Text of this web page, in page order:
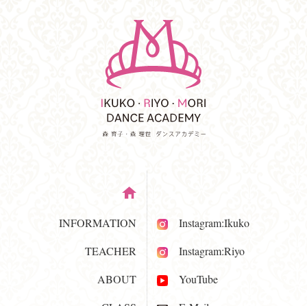
INFORMATION
TEACHER
ABOUT
Instagram:Ikuko
Instagram:Riyo
YouTube